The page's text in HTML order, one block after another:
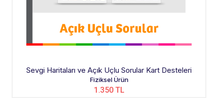
Sevgi Haritaları ve Açık Uçlu Sorular Kart Desteleri
Fiziksel Ürün
1.350 TL